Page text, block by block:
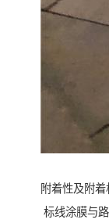
附着性及附着
标线涂膜与